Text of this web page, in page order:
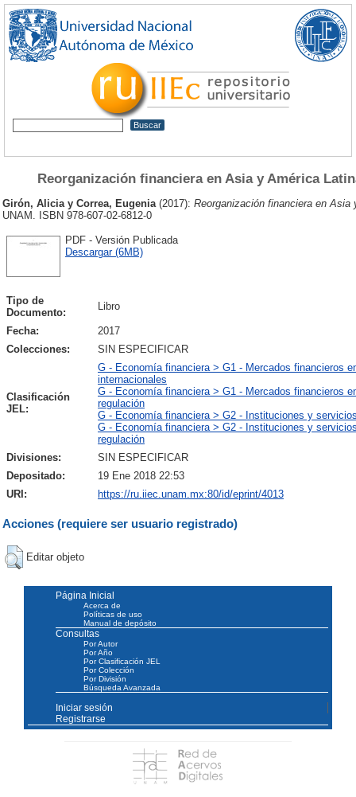
Reorganización financiera en Asia y América
Girón, Alicia y Correa, Eugenia (2017): Reorganización financiera en
UNAM. ISBN 978-607-02-6812-0
PDF - Versión Publicada
Descargar (6MB)
Tipo de
Documento:
Libro
Fecha:
2017
Colecciones:
SIN ESPECIFICAR
Clasificación
JEL:
G - Economía financiera > G1 - Mercados financieros
internacionales
G - Economía financiera > G1 - Mercados financieros
regulación
G - Economía financiera > G2 - Instituciones y
G - Economía financiera > G2 - Instituciones y
regulación
Divisiones:
SIN ESPECIFICAR
Depositado:
19 Ene 2018 22:53
URI:
https://ru.iiec.unam.mx:80/id/eprint/4013
Acciones (requiere ser usuario registrado)
Editar objeto
Página Inicial
Acerca de
Políticas de uso
Manual de depósito
Consultas
Por Autor
Por Año
Por Clasificación JEL
Por Colección
Por División
Búsqueda Avanzada
Iniciar sesión
Registrarse